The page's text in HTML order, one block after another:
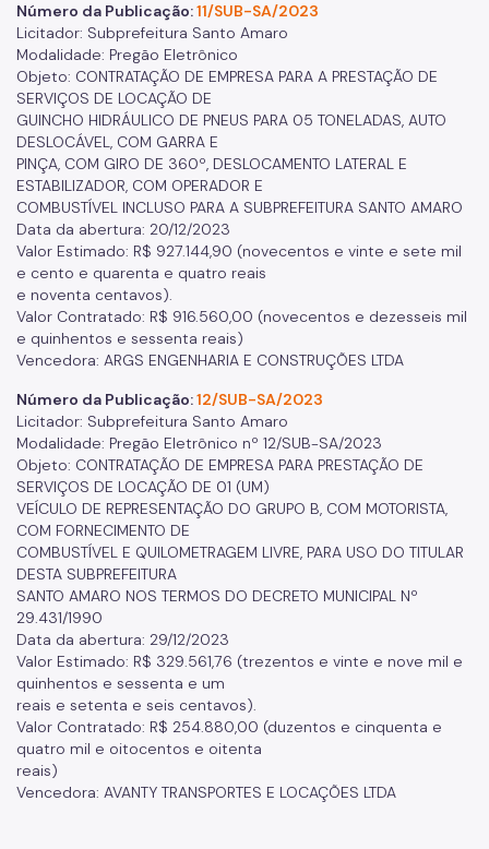
Número da Publicação:11/SUB-SA/2023
Licitador: Subprefeitura Santo Amaro
Modalidade: Pregão Eletrônico
Objeto: CONTRATAÇÃO DE EMPRESA PARA A PRESTAÇÃO DE
SERVIÇOS DE LOCAÇÃO DE
GUINCHO HIDRÁULICO DE PNEUS PARA 05 TONELADAS, AUTO
DESLOCÁVEL, COM GARRA E
PINÇA, COM GIRO DE 360º, DESLOCAMENTO LATERAL E
ESTABILIZADOR, COM OPERADOR E
COMBUSTÍVEL INCLUSO PARA A SUBPREFEITURA SANTO AMARO
Data da abertura: 20/12/2023
Valor Estimado: R$ 927.144,90 (novecentos e vinte e sete mil
e cento e quarenta e quatro reais
e noventa centavos).
Valor Contratado: R$ 916.560,00 (novecentos e dezesseis mil
e quinhentos e sessenta reais)
Vencedora: ARGS ENGENHARIA E CONSTRUÇÕES LTDA
Número da Publicação:12/SUB-SA/2023
Licitador: Subprefeitura Santo Amaro
Modalidade: Pregão Eletrônico nº 12/SUB-SA/2023
Objeto: CONTRATAÇÃO DE EMPRESA PARA PRESTAÇÃO DE
SERVIÇOS DE LOCAÇÃO DE 01 (UM)
VEÍCULO DE REPRESENTAÇÃO DO GRUPO B, COM MOTORISTA,
COM FORNECIMENTO DE
COMBUSTÍVEL E QUILOMETRAGEM LIVRE, PARA USO DO TITULAR
DESTA SUBPREFEITURA
SANTO AMARO NOS TERMOS DO DECRETO MUNICIPAL Nº
29.431/1990
Data da abertura: 29/12/2023
Valor Estimado: R$ 329.561,76 (trezentos e vinte e nove mil e
quinhentos e sessenta e um
reais e setenta e seis centavos).
Valor Contratado: R$ 254.880,00 (duzentos e cinquenta e
quatro mil e oitocentos e oitenta
reais)
Vencedora: AVANTY TRANSPORTES E LOCAÇÕES LTDA